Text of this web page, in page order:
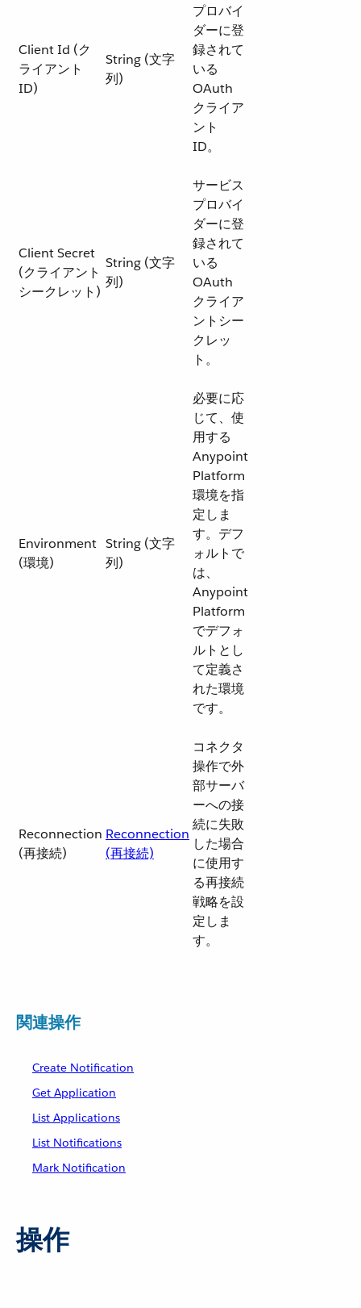
Client Id (ク
ライアント
ID)
String (文字
列)
プロバイ
ダーに登
録されて
いる
OAuth
クライア
ント
ID。
Client Secret
(クライアント
シークレット)
String (文字
列)
サービス
プロバイ
ダーに登
録されて
いる
OAuth
クライア
ントシー
クレッ
ト。
Environment
(環境)
String (文字
列)
必要に応
じて、使
用する
Anypoint
Platform
環境を指
定しま
す。デフ
ォルトで
は、
Anypoint
Platform
でデフォ
ルトとし
て定義さ
れた環境
です。
Reconnection
(再接続)
Reconnection
(再接続)
コネクタ
操作で外
部サーバ
ーへの接
続に失敗
した場合
に使用す
る再接続
戦略を設
定しま
す。
関連操作
Create Notification
Get Application
List Applications
List Notifications
Mark Notification
操作